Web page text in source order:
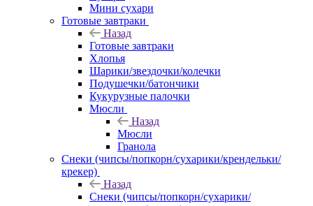
Мини сухари
Готовые завтраки
Назад
Готовые завтраки
Хлопья
Шарики/звездочки/колечки
Подушечки/батончики
Кукурузные палочки
Мюсли
Назад
Мюсли
Гранола
Снеки (чипсы/попкорн/сухарики/крендельки/
крекер)
Назад
Снеки (чипсы/попкорн/сухарики/